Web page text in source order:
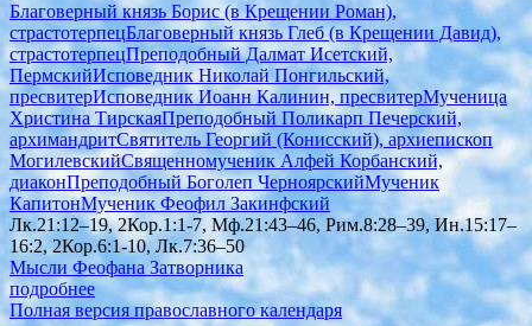
Благоверный князь Борис (в Крещении Роман),
страстотерпецБлаговерный князь Глеб (в Крещении Давид),
страстотерпецПреподобный Далмат Исетский,
ПермскийИсповедник Николай Понгильский,
пресвитерИсповедник Иоанн Калинин, пресвитерМученица
Христина ТирскаяПреподобный Поликарп Печерский,
архимандритСвятитель Георгий (Конисский), архиепископ
МогилевскийСвященномученик Алфей Корбанский,
диаконПреподобный Боголеп ЧерноярскийМученик
КапитонМученик Феофил Закинфский
Лк.21:12–19, 2Кор.1:1-7, Мф.21:43–46, Рим.8:28–39, Ин.15:17–
16:2, 2Кор.6:1-10, Лк.7:36–50
Мысли Феофана Затворника
подробнее
Полная версия православного календаря